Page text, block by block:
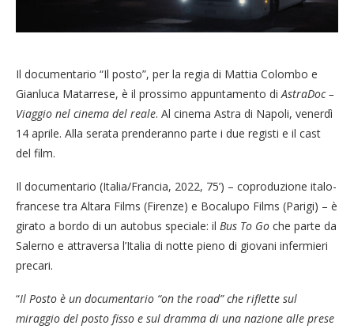
Il documentario “Il posto”, per la regia di Mattia Colombo e
Gianluca Matarrese, è il prossimo appuntamento diAstraDoc –
Viaggio nel cinema del reale. Al cinema Astra di Napoli, venerdì
14 aprile. Alla serata prenderanno parte i due registi e il cast
del film.
Il documentario (Italia/Francia, 2022, 75’) – coproduzione italo-
francese tra Altara Films (Firenze) e Bocalupo Films (Parigi) – è
girato a bordo di un autobus speciale: il Bus To Go che parte da
Salerno e attraversa l’Italia di notte pieno di giovani infermieri
precari.
“Il Posto è un documentario “on the road” che riflette sul
miraggio del posto fisso e sul dramma di una nazione alle prese